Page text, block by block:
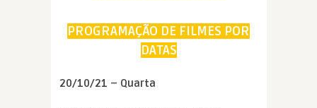
PROGRAMAÇÃO DE FILMES POR
DATAS
20/10/21 – Quarta